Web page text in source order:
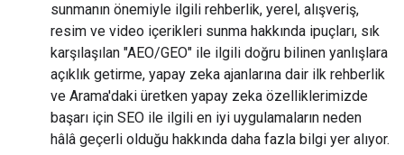
sunmanın önemiyle ilgili rehberlik, yerel, alışveriş,
resim ve video içerikleri sunma hakkında ipuçları, sık
karşılaşılan "AEO/GEO" ile ilgili doğru bilinen yanlışlara
açıklık getirme, yapay zeka ajanlarına dair ilk rehberlik
ve Arama'daki üretken yapay zeka özelliklerimizde
başarı için SEO ile ilgili en iyi uygulamaların neden
hâlâ geçerli olduğu hakkında daha fazla bilgi yer alıyor.